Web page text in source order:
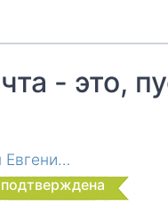
- это,
Евгени…